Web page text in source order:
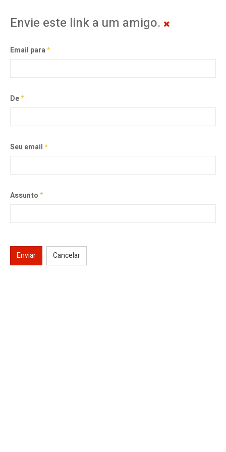
Envie este link a um amigo.
Email para*
De*
Seu email*
Assunto*
Enviar Cancelar